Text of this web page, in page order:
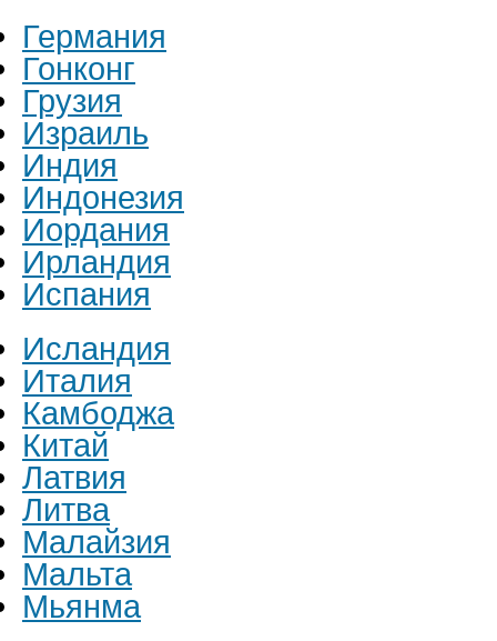
Германия
Гонконг
Грузия
Израиль
Индия
Индонезия
Иордания
Ирландия
Испания
Исландия
Италия
Камбоджа
Китай
Латвия
Литва
Малайзия
Мальта
Мьянма